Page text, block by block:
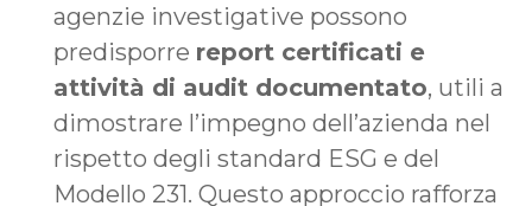
agenzie investigative possono
predisporre report certificati e
attività di audit documentato, utili a
dimostrare l’impegno dell’azienda nel
rispetto degli standard ESG e del
Modello 231. Questo approccio rafforza